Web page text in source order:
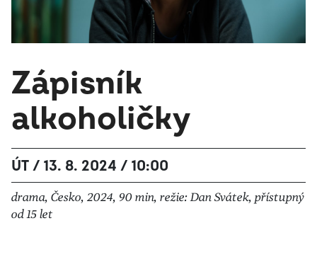
Zápisník
alkoholičky
ÚT / 13. 8. 2024 / 10:00
drama, Česko, 2024, 90 min, režie: Dan Svátek, přístupný
od 15 let